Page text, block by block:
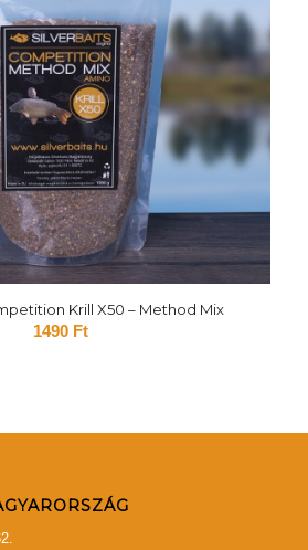
Krill X50 – Method Mix
1490 Ft